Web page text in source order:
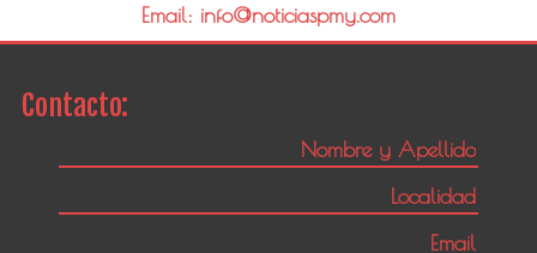
Email: info@noticiaspmy.com
Contacto: